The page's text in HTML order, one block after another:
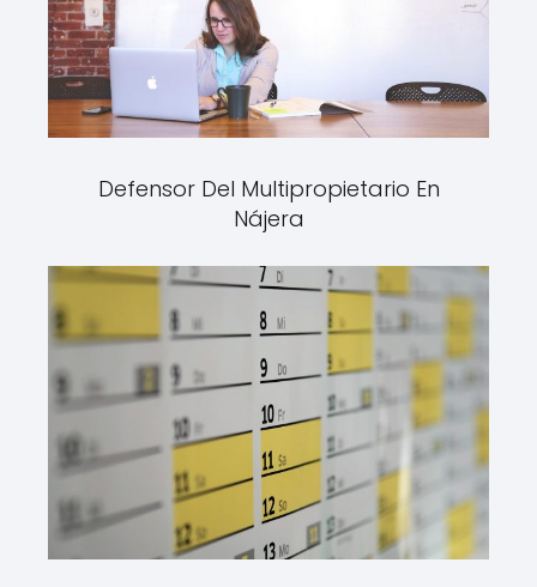
Defensor Del Multipropietario En
Nájera